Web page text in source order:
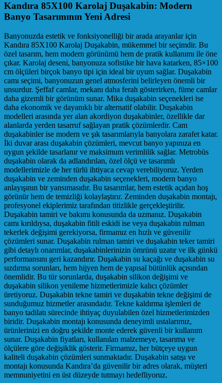
Kandıra 85X100 Karolaj Duşakabin: Modern
Banyo Tasarımının Yeni Adresi
Banyonuzda estetik ve fonksiyonelliği bir arada arayanlar için
Kandıra 85X100 Karolaj Duşakabin, mükemmel bir seçimdir. Bu
özel tasarım, hem modern görünümü hem de pratik kullanımı ile öne
çıkar. Karolaj deseni, banyonuza sofistike bir hava katarken, 85×100
cm ölçüleri birçok banyo tipi için ideal bir uyum sağlar. Duşakabin
camı seçimi, banyonuzun genel atmosferini belirleyen önemli bir
unsurdur. Şeffaf camlar, mekanı daha ferah gösterirken, füme camlar
daha gizemli bir görünüm sunar. Mika duşakabin seçenekleri ise
daha ekonomik ve dayanıklı bir alternatif olabilir. Duşakabin
modelleri arasında yer alan akordiyon duşakabinler, özellikle dar
alanlarda yerden tasarruf sağlayan pratik çözümlerdir. Cam
duşakabinler ise modern ve şık tasarımlarıyla banyolara zarafet katar.
İki duvar arası duşakabin çözümleri, mevcut banyo yapınıza en
uygun şekilde tasarlanır ve maksimum verimlilik sağlar. Metrobüs
duşakabin olarak da adlandırılan, özel ölçü ve tasarımlı
modellerimizle de her türlü ihtiyaca cevap verebiliyoruz. Yerden
duşakabin ve zeminden duşakabin seçenekleri, modern banyo
anlayışının bir yansımasıdır. Bu tasarımlar, hem estetik açıdan hoş
görünür hem de temizliği kolaylaştırır. Zeminden duşakabin montajı,
profesyonel ekiplerimiz tarafından titizlikle gerçekleştirilir.
Duşakabin tamiri ve bakımı konusunda da uzmanız. Duşakabin
camı kırıldıysa, duşakabin fitili eskidi ise veya duşakabin rulman
tekerlek değişimi gerekiyorsa, firmamız en hızlı ve güvenilir
çözümleri sunar. Duşakabin rulman tamiri ve duşakabin teker tamiri
gibi detaylı onarımlar, duşakabinlerinizin ömrünü uzatır ve ilk günkü
performansını geri kazandırır. Duşakabin su kaçağı ve duşakabin su
sızdırma sorunları, hem hijyen hem de yapısal bütünlük açısından
önemlidir. Bu tür sorunlarda, duşakabin silikon değişimi ve
duşakabin silikon yenileme hizmetlerimizle kalıcı çözümler
üretiyoruz. Duşakabin tekne tamiri ve duşakabin tekne değişimi de
sunduğumuz hizmetler arasındadır. Tekne kaldırma işlemleri de
banyo tadilatı sürecinde ihtiyaç duyulabilen özel hizmetlerimizden
biridir. Duşakabin montajı konusunda deneyimli ustalarımız,
ürünlerinizi en doğru şekilde monte ederek güvenli bir kullanım
sunar. Duşakabin fiyatları, kullanılan malzemeye, tasarıma ve
ölçülere göre değişiklik gösterir. Firmamız, her bütçeye uygun
kaliteli duşakabin çözümleri sunmaktadır. Duşakabin satışı ve
montajı konusunda Kandıra’da güvenilir bir adres olarak, müşteri
memnuniyetini en üst düzeyde tutmayı hedefliyoruz.